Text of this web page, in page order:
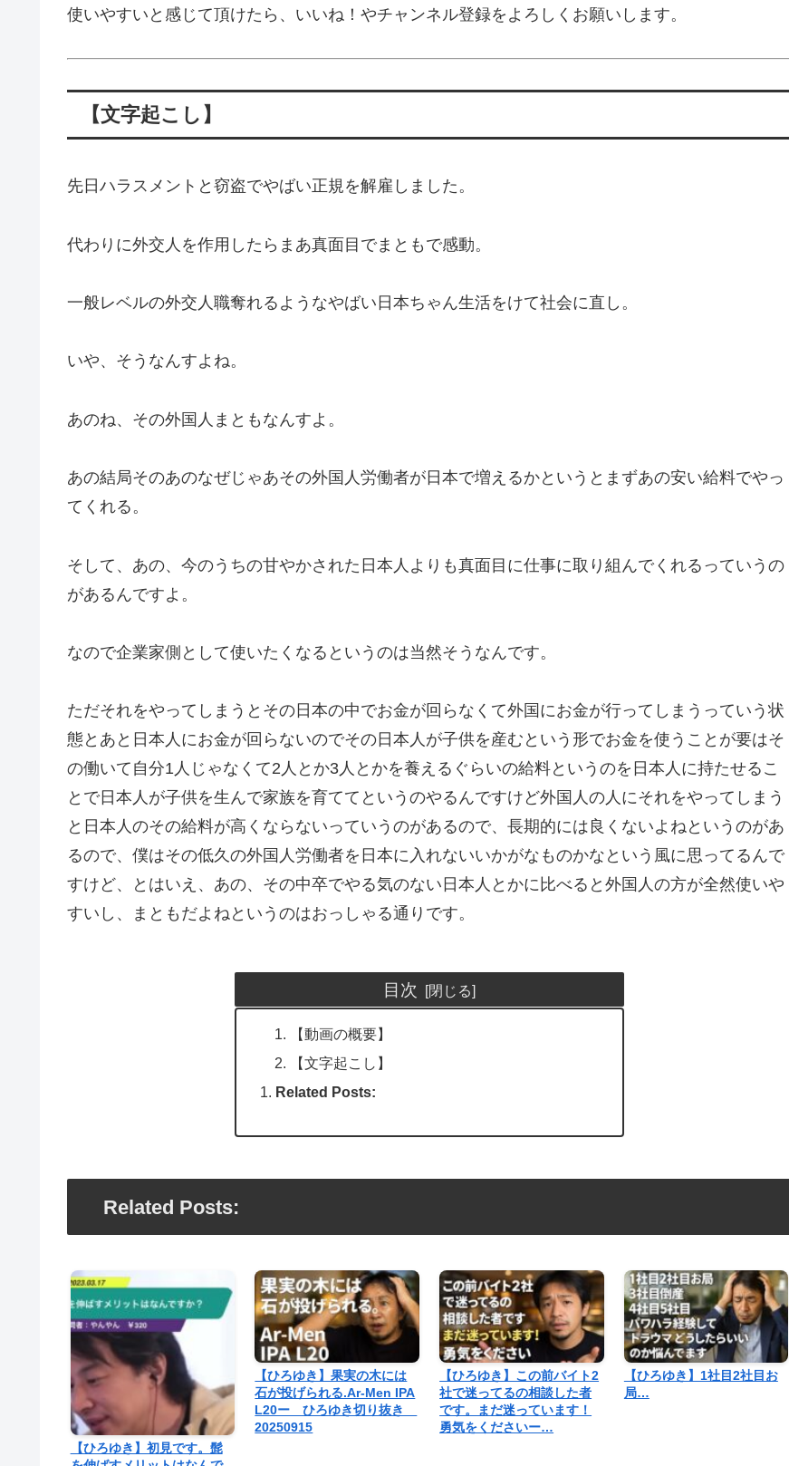
使いやすいと感じて頂けたら、いいね！やチャンネル登録をよろしくお願いします。
【文字起こし】
先日ハラスメントと窃盗でやばい正規を解雇しました。
代わりに外交人を作用したらまあ真面目でまともで感動。
一般レベルの外交人職奪れるようなやばい日本ちゃん生活をけて社会に直し。
いや、そうなんすよね。
あのね、その外国人まともなんすよ。
あの結局そのあのなぜじゃあその外国人労働者が日本で増えるかというとまずあの安い給料でやっ
てくれる。
そして、あの、今のうちの甘やかされた日本人よりも真面目に仕事に取り組んでくれるっていうの
があるんですよ。
なので企業家側として使いたくなるというのは当然そうなんです。
ただそれをやってしまうとその日本の中でお金が回らなくて外国にお金が行ってしまうっていう状
態とあと日本人にお金が回らないのでその日本人が子供を産むという形でお金を使うことが要はそ
の働いて自分1人じゃなくて2人とか3人とかを養えるぐらいの給料というのを日本人に持たせるこ
とで日本人が子供を生んで家族を育ててというのやるんですけど外国人の人にそれをやってしまう
と日本人のその給料が高くならないっていうのがあるので、長期的には良くないよねというのがあ
るので、僕はその低久の外国人労働者を日本に入れないいかがなものかなという風に思ってるんで
すけど、とはいえ、あの、その中卒でやる気のない日本人とかに比べると外国人の方が全然使いや
すいし、まともだよねというのはおっしゃる通りです。
目次
【動画の概要】
【文字起こし】
Related Posts:
Related Posts:
【ひろゆき】初見です。髭
【ひろゆき】果実の木には
石が投げられる.Ar-Men IPA
L20ー ひろゆき切り抜き
20250915
【ひろゆき】この前バイト2
社で迷ってるの相談した者
です。まだ迷っています！
勇気をくださいー…
【ひろゆき】1社目2社目お
局…